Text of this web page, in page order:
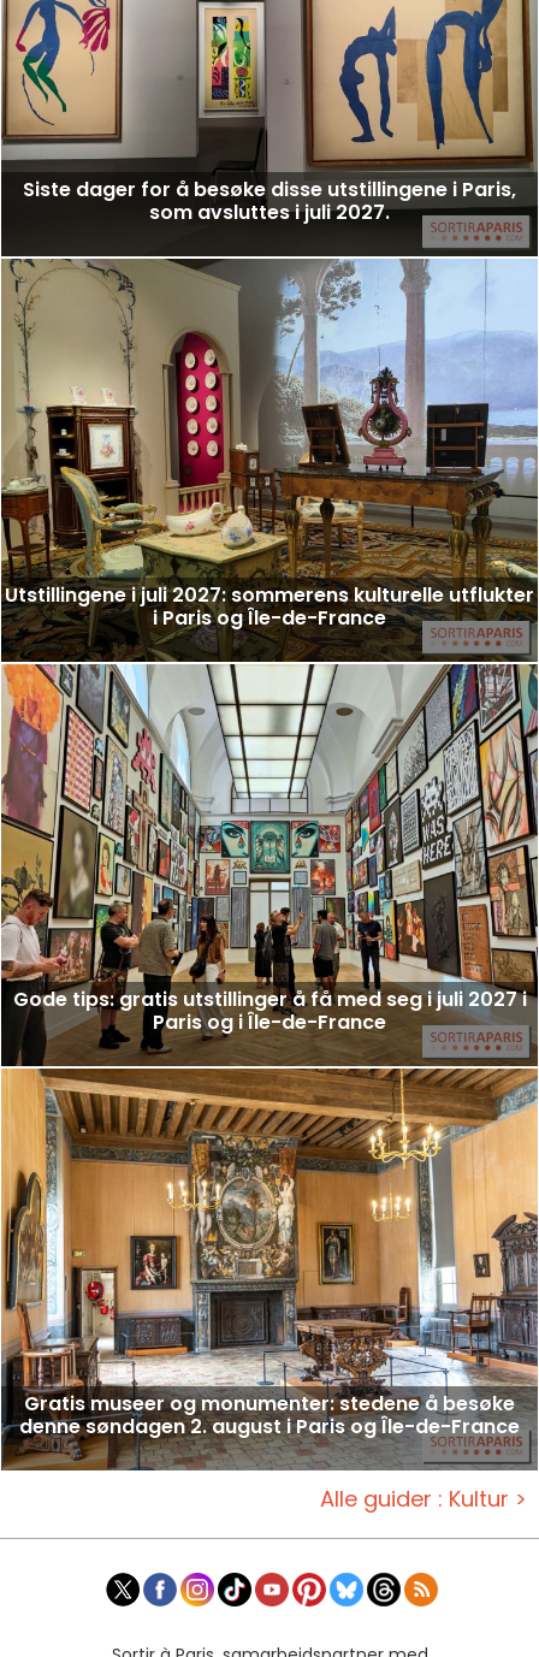
Siste dager for å besøke disse utstillingene i Paris,
som avsluttes i juli 2027.
Utstillingene i juli 2027: sommerens kulturelle utflukter
i Paris og Île-de-France
Gode tips: gratis utstillinger å få med seg i juli 2027 i
Paris og i Île-de-France
Gratis museer og monumenter: stedene å besøke
denne søndagen 2. august i Paris og Île-de-France
Alle guider : Kultur >